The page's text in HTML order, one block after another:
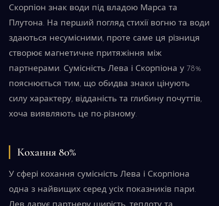
Скорпіон знак води під владою Марса та
Плутона. На перший погляд стихії вогню та води
здаються несумісними, проте саме ця різниця
створює магнетичне притяжіння між
партнерами. Сумісність Лева і Скорпіона у 78%
пояснюється тим, що обидва знаки цінують
силу характеру, відданість та глибину почуттів,
хоча виявляють це по-різному.
Кохання 80%
У сфері кохання сумісність Лева і Скорпіона
одна з найвищих серед усіх показників пари.